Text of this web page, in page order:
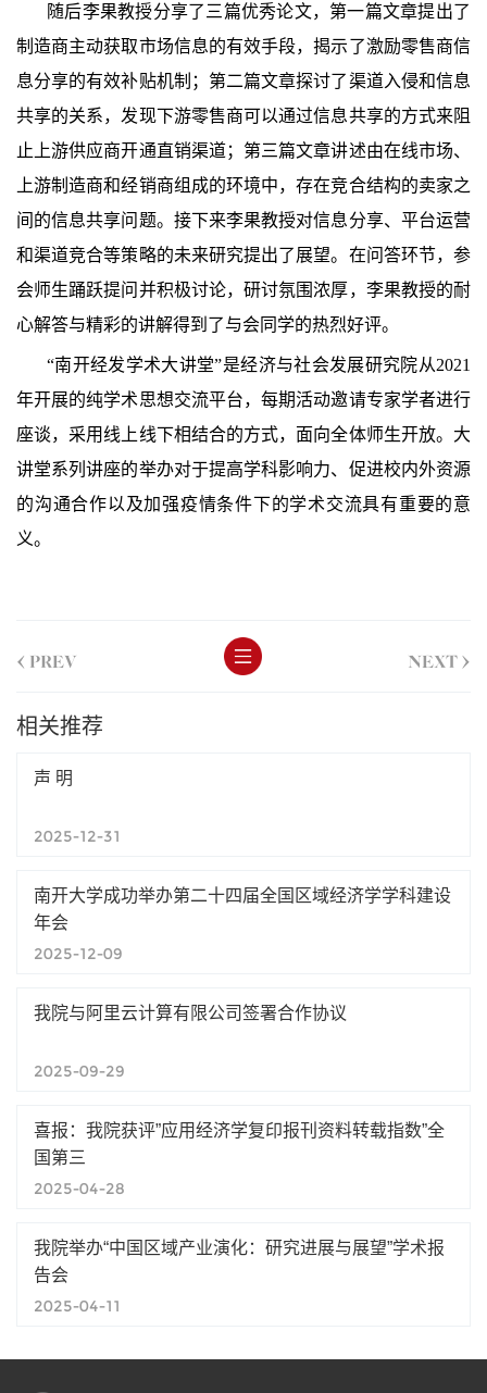
随后李果教授分享了三篇优秀论文，第一篇文章提出了
制造商主动获取市场信息的有效手段，揭示了激励零售商信
息分享的有效补贴机制；第二篇文章探讨了渠道入侵和信息
共享的关系，发现下游零售商可以通过信息共享的方式来阻
止上游供应商开通直销渠道；第三篇文章讲述由在线市场、
上游制造商和经销商组成的环境中，存在竞合结构的卖家之
间的信息共享问题。接下来李果教授对信息分享、平台运营
和渠道竞合等策略的未来研究提出了展望。在问答环节，参
会师生踊跃提问并积极讨论，研讨氛围浓厚，李果教授的耐
心解答与精彩的讲解得到了与会同学的热烈好评。
“南开经发学术大讲堂”是经济与社会发展研究院从2021
年开展的纯学术思想交流平台，每期活动邀请专家学者进行
座谈，采用线上线下相结合的方式，面向全体师生开放。大
讲堂系列讲座的举办对于提高学科影响力、促进校内外资源
的沟通合作以及加强疫情条件下的学术交流具有重要的意
义。
< PREV NEXT >
相关推荐
声 明
2025-12-31
南开大学成功举办第二十四届全国区域经济学学科建设
年会
2025-12-09
我院与阿里云计算有限公司签署合作协议
2025-09-29
喜报：我院获评”应用经济学复印报刊资料转载指数”全
国第三
2025-04-28
我院举办“中国区域产业演化：研究进展与展望”学术报
告会
2025-04-11